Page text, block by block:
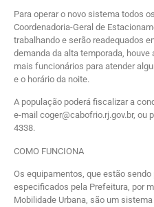
Para operar o novo sistema todos
Coordenadoria-Geral de
trabalhando e serão readequados
demanda da alta temporada,
mais funcionários para atender
e o horário da noite.
A população poderá fiscalizar a
e-mail coger@cabofrio.rj.gov.br, ou
4338.
COMO FUNCIONA
Os equipamentos, que estão
especificados pela Prefeitura, por
Mobilidade Urbana, são um